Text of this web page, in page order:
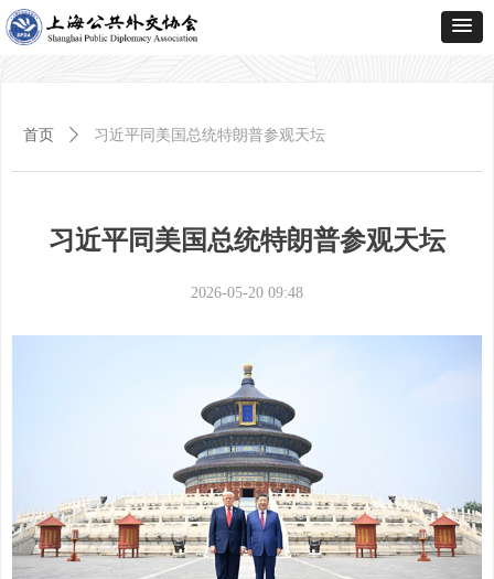
习近平同美国总统特朗普参观天坛
首页 ꄲ 习近平同美国总统特朗普参观天坛
2026-05-20 09:48